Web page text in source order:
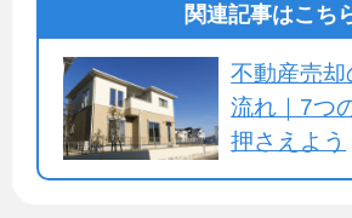
関連記事はこち
不動産売
流れ｜7つ
押さえよう